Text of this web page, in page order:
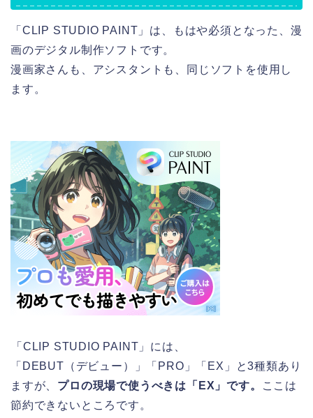
「CLIP STUDIO PAINT」は、もはや必須となった、漫
画のデジタル制作ソフトです。
漫画家さんも、アシスタントも、同じソフトを使用し
ます。
「CLIP STUDIO PAINT」には、
「DEBUT（デビュー）」「PRO」「EX」と3種類あり
ますが、 プロの現場で使うべきは「EX」です。
ここは
節約できないところです。